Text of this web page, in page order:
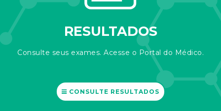
RESULTADOS
Consulte seus exames. Acesse o Portal do Médico.
CONSULTE RESULTADOS